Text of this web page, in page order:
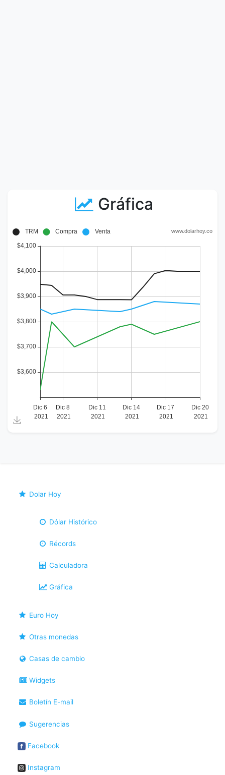
Gráfica
Dolar Hoy
Dólar Histórico
Récords
Calculadora
Gráfica
Euro Hoy
Otras monedas
Casas de cambio
Widgets
Boletín E-mail
Sugerencias
Facebook
Instagram